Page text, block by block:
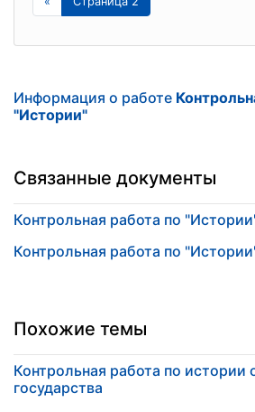
Информация о работе
"Истории"
Связанные документы
Контрольная работа по
Контрольная работа по
Похожие темы
Контрольная работа по истории
государства